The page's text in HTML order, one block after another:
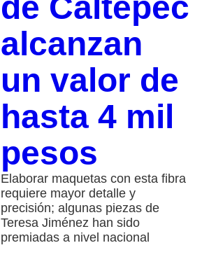
alcanzan
un valor de
hasta 4 mil
pesos
Elaborar maquetas con esta fibra
requiere mayor detalle y
precisión; algunas piezas de
Teresa Jiménez han sido
premiadas a nivel nacional